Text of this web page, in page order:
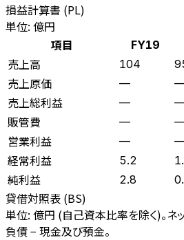
損益計算書 (PL)
単位: 億円
項目
FY19
売上高 104
売上原価 —
売上総利益 —
販管費 —
営業利益 —
経常利益 5.2
純利益 2.8
貸借対照表 (BS)
単位: 億円 (自己資本比率を除く)。ネ
負債 − 現金及び預金。